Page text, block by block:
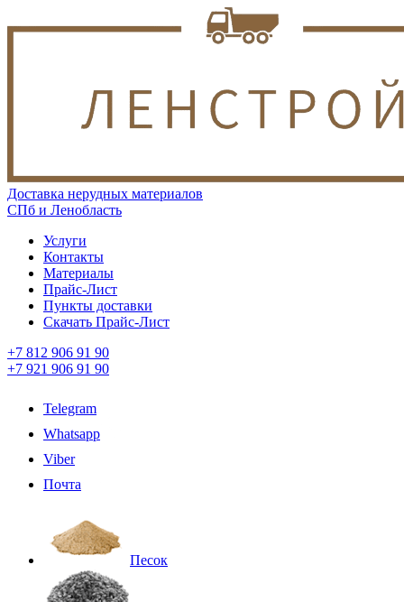
Доставка нерудных материалов
СПб и Ленобласть
Услуги
Контакты
Материалы
Прайс-Лист
Пункты доставки
Скачать Прайс-Лист
+7 812 906 91 90
+7 921 906 91 90
Telegram
Whatsapp
Viber
Почта
Песок